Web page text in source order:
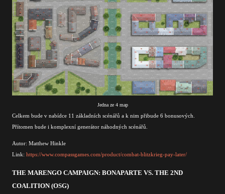
Jedna ze 4 map
Celkem bude v nabídce 11 základních scénářů a k nim přibude 6 bonusových.
Přítomen bude i komplexní generátor náhodných scénářů.
Autor: Matthew Hinkle
Link: https://www.compassgames.com/product/combat-blitzkrieg-pay-later/
THE MARENGO CAMPAIGN: BONAPARTE VS. THE 2ND
COALITION (OSG)